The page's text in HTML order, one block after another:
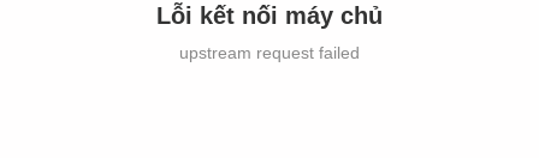
Lỗi kết nối máy chủ
upstream request failed